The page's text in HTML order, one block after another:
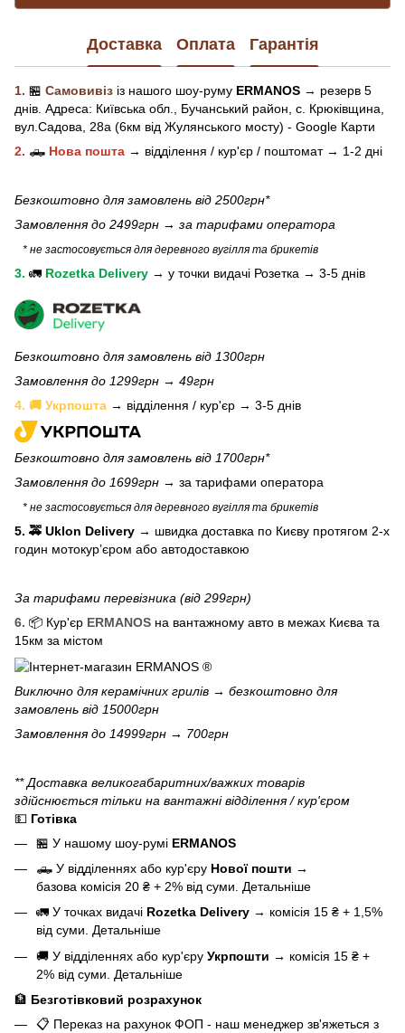
Доставка Оплата Гарантія
1. 🏪 Самовивіз із нашого шоу-руму ERMANOS → резерв 5
днів. Адреса: Київська обл.,
Бучанський район, с. Крюківщина,
вул.Садова, 28а (6км від Жулянського мосту) - Google Карти
2. 🛻 Нова пошта → відділення / кур'єр / поштомат → 1-2 дні
Безкоштовно для замовлень від 2500грн*
Замовлення до 2499грн → за тарифами оператора
* не застосовується для деревного вугілля та брикетів
3. 🚛 Rozetka Delivery → у точки видачі Розетка → 3-5 днів
Безкоштовно для замовлень від 1300грн
Замовлення до 1299грн → 49грн
4. 🚚 Укрпошта → відділення / кур'єр → 3-5 днів
Безкоштовно для замовлень від 1700грн*
Замовлення до 1699грн → за тарифами оператора
* не застосовується для деревного вугілля та брикетів
5. 🚕 Uklon Delivery → швидка доставка по Києву протягом 2-х
годин мотокурʼєром або автодоставкою
За тарифами перевізника (від 299грн)
6. 📦 Кур'єр ERMANOS на вантажному авто в межах Києва та
15км за містом
Виключно длякерамічних грилів → безкоштовно для
замовлень від 15000грн
Замовлення до 14999грн → 700грн
** Доставка великогабаритних/важких товарів
здійснюється тільки на вантажні відділення / кур'єром
💵 Готівка
🏪 У нашому шоу-румі ERMANOS
🛻 У відділеннях або кур'єру Нової пошти →
базова комісія 20 ₴ + 2% від суми. Детальніше
🚛 У точках видачі Rozetka Delivery → комісія 15 ₴ + 1,5%
від суми. Детальніше
🚚 У відділеннях або кур'єру Укрпошти → комісія 15 ₴ +
2% від суми. Детальніше
🏦 Безготівковий розрахунок
📋 Переказ на рахунок ФОП - наш менеджер зв'яжеться з